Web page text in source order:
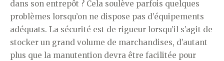
dans son entrepôt ? Cela soulève parfois quelques
problèmes lorsqu’on ne dispose pas d’équipements
adéquats. La sécurité est de rigueur lorsqu’il s’agit de
stocker un grand volume de marchandises, d’autant
plus que la manutention devra être facilitée pour